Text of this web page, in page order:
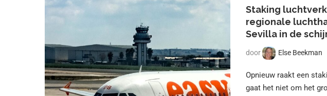
Staking
regionale
Sevilla in de
door Else Beekman
Opnieuw raakt een
gaat het niet om het